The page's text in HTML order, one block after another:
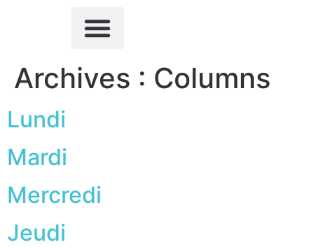
Archives : Columns
Lundi
Mardi
Mercredi
Jeudi